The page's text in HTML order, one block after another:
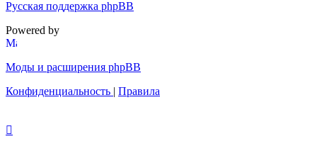
Русская поддержка phpBB
Powered by
Моды и расширения phpBB
Конфиденциальность | Правила